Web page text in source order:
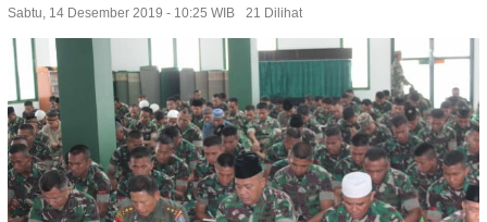
Sabtu, 14 Desember 2019 - 10:25 WIB 21 Dilihat